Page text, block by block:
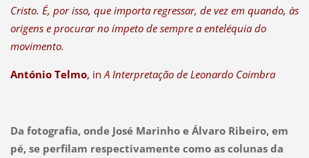
Cristo. É, por isso, que importa regressar, de vez em quando, às
origens e procurar no ímpeto de sempre a enteléquia do
movimento.
António Telmo, in A Interpretação de Leonardo Coimbra
Da fotografia, onde José Marinho e Álvaro Ribeiro, em
pé, se perfilam respectivamente como as colunas da